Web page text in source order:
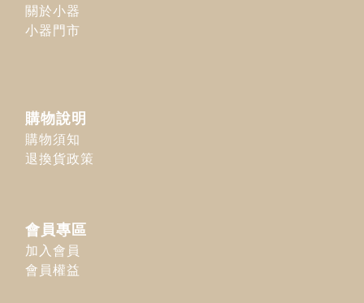
關於小器
小器門市
購物說明
購物須知
退換貨政策
會員專區
加入會員
會員權益